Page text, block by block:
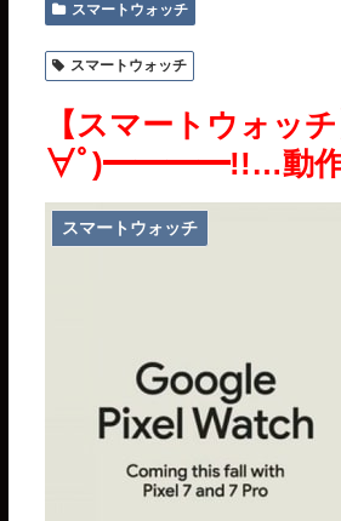
スマートウォッチ
スマートウォッチ
【スマートウォ
∀ﾟ)━━━━!!…動作要
スマートウォッチ